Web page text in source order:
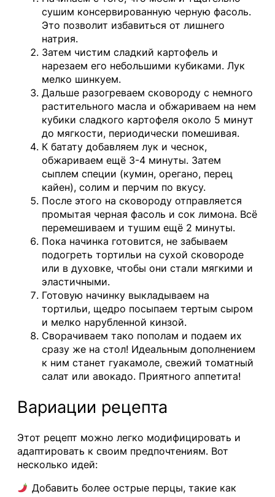
сушим консервированную черную фасоль.
Это позволит избавиться от лишнего
натрия.
Затем чистим сладкий картофель и
нарезаем его небольшими кубиками. Лук
мелко шинкуем.
Дальше разогреваем сковороду с немного
растительного масла и обжариваем на нем
кубики сладкого картофеля около 5 минут
до мягкости, периодически помешивая.
К батату добавляем лук и чеснок,
обжариваем ещё 3-4 минуты. Затем
сыплем специи (кумин, орегано, перец
кайен), солим и перчим по вкусу.
После этого на сковороду отправляется
промытая черная фасоль и сок лимона. Всё
перемешиваем и тушим ещё 2 минуты.
Пока начинка готовится, не забываем
подогреть тортильи на сухой сковороде
или в духовке, чтобы они стали мягкими и
эластичными.
Готовую начинку выкладываем на
тортильи, щедро посыпаем тертым сыром
и мелко нарубленной кинзой.
Сворачиваем тако пополам и подаем их
сразу же на стол! Идеальным дополнением
к ним станет гуакамоле, свежий томатный
салат или авокадо. Приятного аппетита!
Вариации рецепта
Этот рецепт можно легко модифицировать и
адаптировать к своим предпочтениям. Вот
несколько идей:
Добавить более острые перцы, такие как